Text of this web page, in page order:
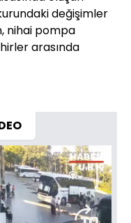
değişimler
nihai pompa
arasında